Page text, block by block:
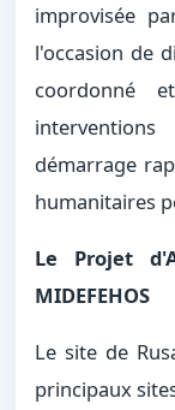
improvisée
l'occasion de
coordonné
démarrage
humanitaires
Le Projet
MIDEFEHOS
Le site de
principaux